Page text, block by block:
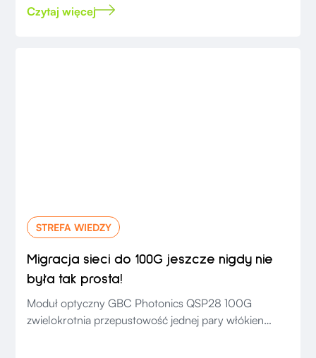
Czytaj więcej
STREFA WIEDZY
Migracja sieci do 100G jeszcze nigdy nie
była tak prosta!
Moduł optyczny GBC Photonics QSP28 100G
zwielokrotnia przepustowość jednej pary włókien